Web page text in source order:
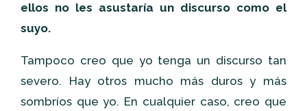
ellos no les asustaría un discurso como el
suyo.
Tampoco creo que yo tenga un discurso tan
severo. Hay otros mucho más duros y más
sombríos que yo. En cualquier caso, creo que